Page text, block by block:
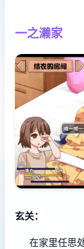
一之濑家
玄关：
在家里任思